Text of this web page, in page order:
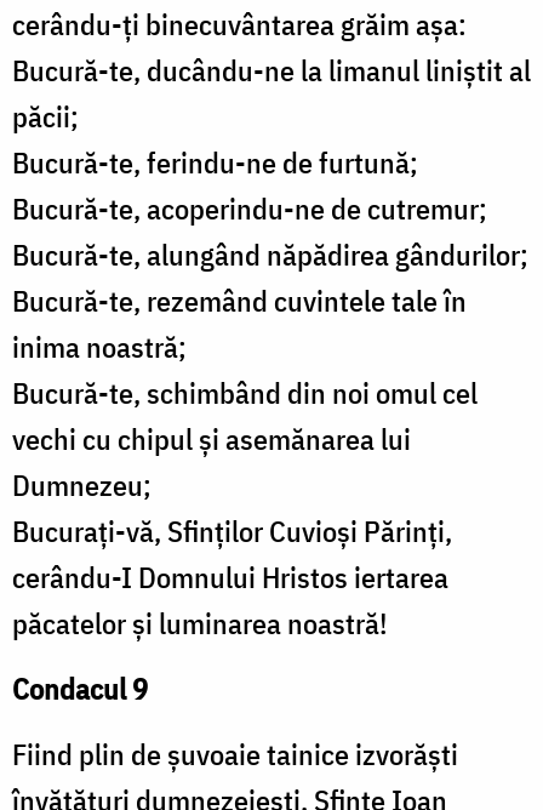
cerându-ți binecuvântarea grăim așa:
Bucură-te, ducându-ne la limanul liniștit al
păcii;
Bucură-te, ferindu-ne de furtună;
Bucură-te, acoperindu-ne de cutremur;
Bucură-te, alungând năpădirea gândurilor;
Bucură-te, rezemând cuvintele tale în
inima noastră;
Bucură-te, schimbând din noi omul cel
vechi cu chipul și asemănarea lui
Dumnezeu;
Bucurați-vă, Sfinților Cuvioși Părinți,
cerându-I Domnului Hristos iertarea
păcatelor și luminarea noastră!
Condacul 9
Fiind plin de șuvoaie tainice izvorăști
învățături dumnezeiești, Sfinte Ioan